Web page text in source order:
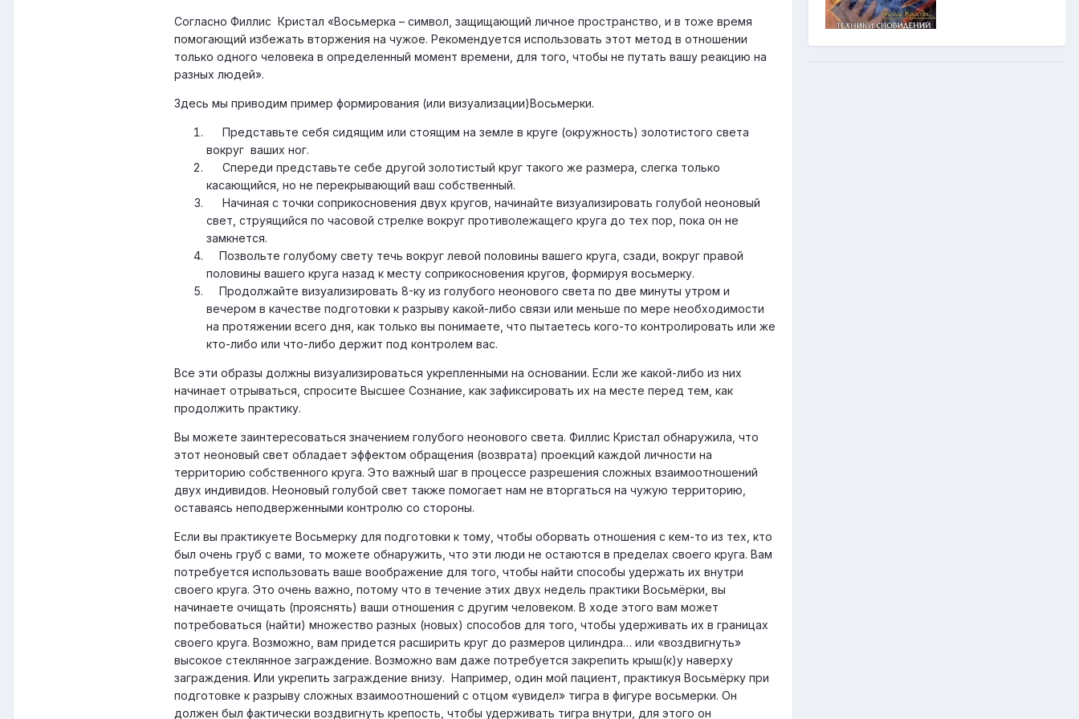
Согласно Филлис Кристал «Восьмерка – символ, защищающий личное пространство, и в тоже время
помогающий избежать вторжения на чужое. Рекомендуется использовать этот метод в отношении
только одного человека в определенный момент времени, для того, чтобы не путать вашу реакцию на
разных людей».
Здесь мы приводим пример формирования (или визуализации)Восьмерки.
Представьте себя сидящим или стоящим на земле в круге (окружность) золотистого света
вокруг ваших ног.
Спереди представьте себе другой золотистый круг такого же размера, слегка только
касающийся, но не перекрывающий ваш собственный.
Начиная с точки соприкосновения двух кругов, начинайте визуализировать голубой неоновый
свет, струящийся по часовой стрелке вокруг противолежащего круга до тех пор, пока он не
замкнется.
Позвольте голубому свету течь вокруг левой половины вашего круга, сзади, вокруг правой
половины вашего круга назад к месту соприкосновения кругов, формируя восьмерку.
Продолжайте визуализировать 8-ку из голубого неонового света по две минуты утром и
вечером в качестве подготовки к разрыву какой-либо связи или меньше по мере необходимости
на протяжении всего дня, как только вы понимаете, что пытаетесь кого-то контролировать или же
кто-либо или что-либо держит под контролем вас.
Все эти образы должны визуализироваться укрепленными на основании. Если же какой-либо из них
начинает отрываться, спросите Высшее Сознание, как зафиксировать их на месте перед тем, как
продолжить практику.
Вы можете заинтересоваться значением голубого неонового света. Филлис Кристал обнаружила, что
этот неоновый свет обладает эффектом обращения (возврата) проекций каждой личности на
территорию собственного круга. Это важный шаг в процессе разрешения сложных взаимоотношений
двух индивидов. Неоновый голубой свет также помогает нам не вторгаться на чужую территорию,
оставаясь неподверженными контролю со стороны.
Если вы практикуете Восьмерку для подготовки к тому, чтобы оборвать отношения с кем-то из тех, кто
был очень груб с вами, то можете обнаружить, что эти люди не остаются в пределах своего круга. Вам
потребуется использовать ваше воображение для того, чтобы найти способы удержать их внутри
своего круга. Это очень важно, потому что в течение этих двух недель практики Восьмёрки, вы
начинаете очищать (прояснять) ваши отношения с другим человеком. В ходе этого вам может
потребоваться (найти) множество разных (новых) способов для того, чтобы удерживать их в границах
своего круга. Возможно, вам придется расширить круг до размеров цилиндра… или «воздвигнуть»
высокое стеклянное заграждение. Возможно вам даже потребуется закрепить крыш(к)у наверху
заграждения. Или укрепить заграждение внизу. Например, один мой пациент, практикуя Восьмёрку при
подготовке к разрыву сложных взаимоотношений с отцом «увидел» тигра в фигуре восьмерки. Он
должен был фактически воздвигнуть крепость, чтобы удерживать тигра внутри, для этого он